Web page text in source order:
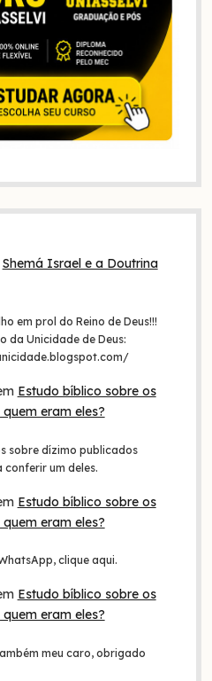
Shemá Israel e a Doutrina
em prol do Reino de Deus!!!
da Unicidade de Deus:
Estudo bíblico sobre os
eram eles?
sobre dízimo publicados
conferir um deles.
Estudo bíblico sobre os
eram eles?
clique aqui.
Estudo bíblico sobre os
eram eles?
meu caro, obrigado